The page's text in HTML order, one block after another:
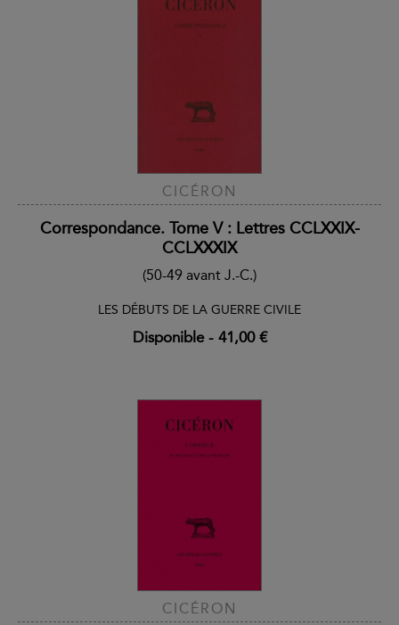
CICÉRON
Correspondance. Tome V : Lettres CCLXXIX-
CCLXXXIX
(50-49 avant J.-C.)
LES DÉBUTS DE LA GUERRE CIVILE
Disponible- 41,00 €
CICÉRON